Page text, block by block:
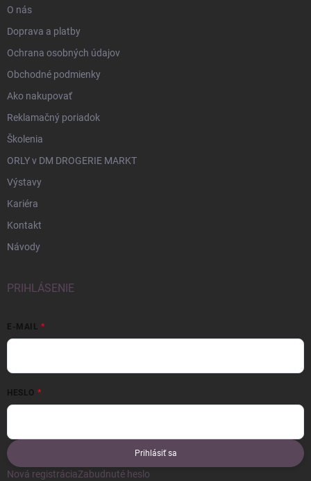
O nás
Doprava a platby
Ochrana osobných údajov
Obchodné podmienky
Ako nakupovať
Reklamačný poriadok
Školenia
ORLY v DM DROGERIE MARKT
Výstavy
Kariéra
Kontakt
Návody
PRIHLÁSENIE
E-MAIL
HESLO
Prihlásiť sa
Nová registráciaZabudnuté heslo